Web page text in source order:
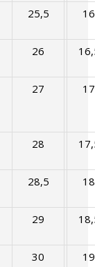
25,5 16
26
27 17
28
28,5 18
29
30 19